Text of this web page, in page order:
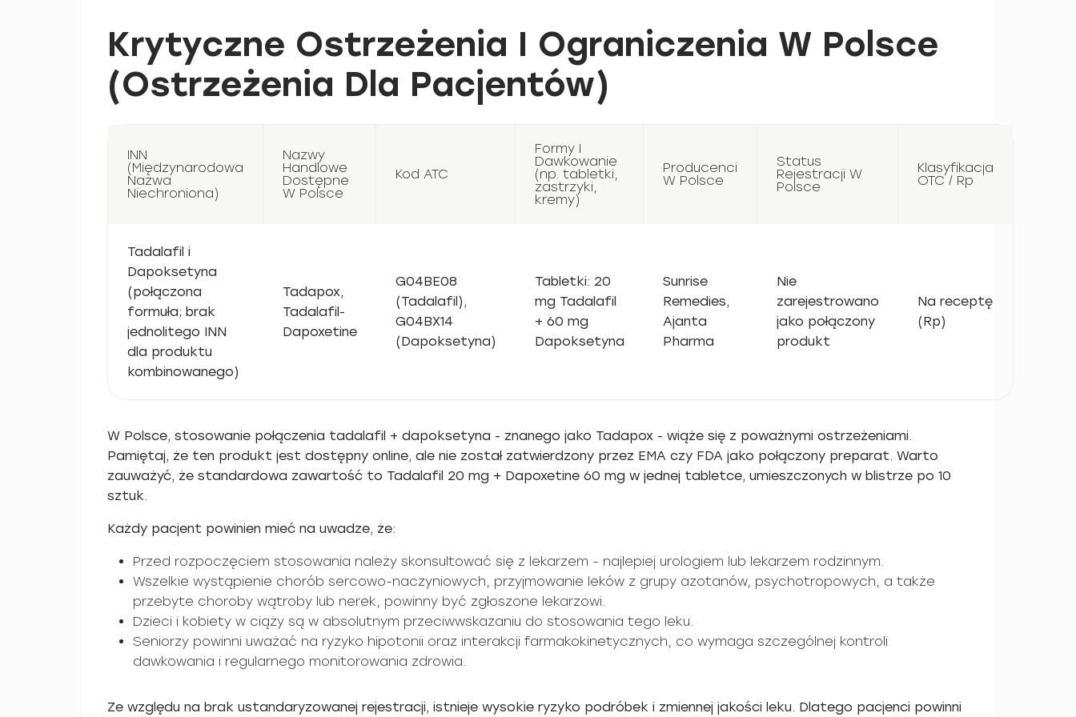
Krytyczne Ostrzeżenia I Ograniczenia W Polsce
(Ostrzeżenia Dla Pacjentów)
INN
(Międzynarodowa
Nazwa
Niechroniona)
Nazwy
Handlowe
Dostępne
W Polsce
Kod ATC
Formy I
Dawkowanie
(np. tabletki,
zastrzyki,
kremy)
Producenci
W Polsce
Status
Rejestracji W
Polsce
Klasyfikacja
OTC / Rp
Tadalafil i
Dapoksetyna
(połączona
formuła; brak
jednolitego INN
dla produktu
kombinowanego)
Tadapox,
Tadalafil-
Dapoxetine
G04BE08
(Tadalafil),
G04BX14
(Dapoksetyna)
Tabletki: 20
mg Tadalafil
+ 60 mg
Dapoksetyna
Sunrise
Remedies,
Ajanta
Pharma
Nie
zarejestrowano
jako połączony
produkt
Na receptę
(Rp)
W Polsce, stosowanie połączenia tadalafil + dapoksetyna - znanego jako Tadapox - wiąże się z poważnymi ostrzeżeniami.
Pamiętaj, że ten produkt jest dostępny online, ale nie został zatwierdzony przez EMA czy FDA jako połączony preparat. Warto
zauważyć, że standardowa zawartość to Tadalafil 20 mg + Dapoxetine 60 mg w jednej tabletce, umieszczonych w blistrze po 10
sztuk.
Każdy pacjent powinien mieć na uwadze, że:
Przed rozpoczęciem stosowania należy skonsultować się z lekarzem - najlepiej urologiem lub lekarzem rodzinnym.
Wszelkie wystąpienie chorób sercowo-naczyniowych, przyjmowanie leków z grupy azotanów, psychotropowych, a także
przebyte choroby wątroby lub nerek, powinny być zgłoszone lekarzowi.
Dzieci i kobiety w ciąży są w absolutnym przeciwwskazaniu do stosowania tego leku.
Seniorzy powinni uważać na ryzyko hipotonii oraz interakcji farmakokinetycznych, co wymaga szczególnej kontroli
dawkowania i regularnego monitorowania zdrowia.
Ze względu na brak ustandaryzowanej rejestracji, istnieje wysokie ryzyko podróbek i zmiennej jakości leku. Dlatego pacjenci powinni